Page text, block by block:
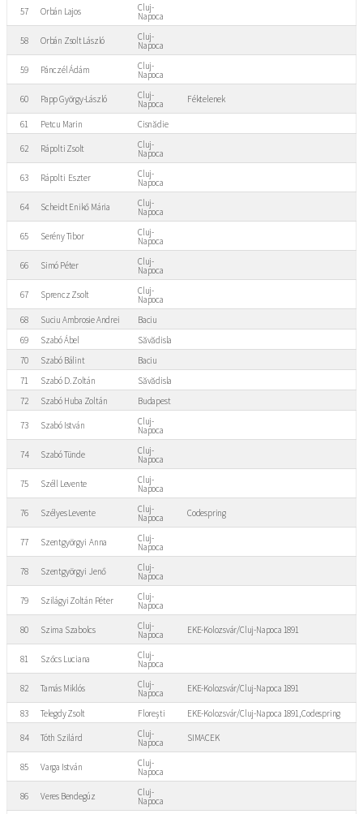
57 Orbán Lajos Cluj-
Napoca
58 Orbán Zsolt László Cluj-
Napoca
59 Pánczél Ádám Cluj-
Napoca
60 Papp György-László Cluj-
Napoca Féktelenek
61 Petcu Marin Cisnădie
62 Rápolti Zsolt Cluj-
Napoca
63 Rápolti Eszter Cluj-
Napoca
64 Scheidt Enikő Mária Cluj-
Napoca
65 Serény Tibor Cluj-
Napoca
66 Simó Péter Cluj-
Napoca
67 Sprencz Zsolt Cluj-
Napoca
68
Suciu Ambrosie Andrei
Baciu
69
Szabó Ábel
Săvădisla
70
Szabó Bálint
Baciu
71
Szabó D. Zoltán
Săvădisla
72
Szabó Huba Zoltán Budapest
73 Szabó István Cluj-
Napoca
74 Szabó Tünde Cluj-
Napoca
75 Széll Levente Cluj-
Napoca
76 Szélyes Levente Cluj-
Napoca Codespring
77 Szentgyörgyi Anna Cluj-
Napoca
78 Szentgyörgyi Jenő Cluj-
Napoca
79 Szilágyi Zoltán Péter Cluj-
Napoca
80 Szima Szabolcs Cluj-
Napoca EKE-Kolozsvár/Cluj-Napoca 1891
81 Szőcs Luciana Cluj-
Napoca
82 Tamás Miklós Cluj-
Napoca EKE-Kolozsvár/Cluj-Napoca 1891
83 Telegdy Zsolt Florești EKE-Kolozsvár/Cluj-Napoca 1891, Codespring
84 Tóth Szilárd Cluj-
Napoca SIMACEK
85 Varga István Cluj-
Napoca
86 Veres Bendegúz Cluj-
Napoca